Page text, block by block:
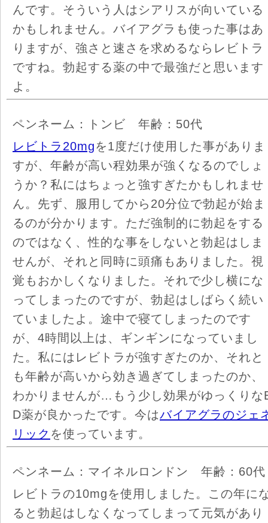
んです。そういう人はシアリスが向いている
かもしれません。バイアグラも使った事はあ
りますが、強さと速さを求めるならレビトラ
ですね。勃起する薬の中で最強だと思います
よ。
ペンネーム：トンビ 年齢：50代
レビトラ20mgを1度だけ使用した事がありま
すが、年齢が高い程効果が強くなるのでしょ
うか？私にはちょっと強すぎたかもしれませ
ん。先ず、服用してから20分位で勃起が始ま
るのが分かります。ただ強制的に勃起をする
のではなく、性的な事をしないと勃起はしま
せんが、それと同時に頭痛もありました。視
覚もおかしくなりました。それで少し横にな
ってしまったのですが、勃起はしばらく続い
ていましたよ。途中で寝てしまったのです
が、4時間以上は、ギンギンになっていまし
た。私にはレビトラが強すぎたのか、それと
も年齢が高いから効き過ぎてしまったのか、
わかりませんが…もう少し効果がゆっくりな
D薬が良かったです。今はバイアグラのジェ
リック を使っています。
ペンネーム：マイネルロンドン 年齢：60代
レビトラの10mgを使用しました。この年に
ると勃起はしなくなってしまって元気があり